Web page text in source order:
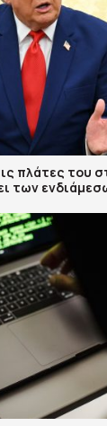
πλάτες του
των